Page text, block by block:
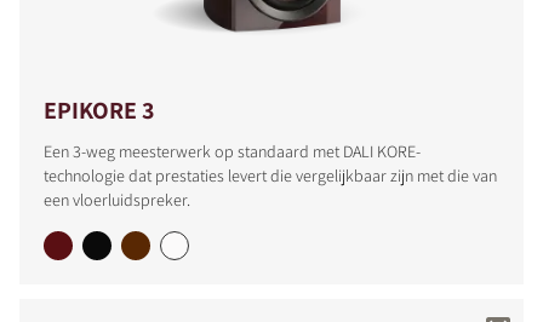
EPIKORE 3
Een 3-weg meesterwerk op standaard met DALI KORE-
technologie dat prestaties levert die vergelijkbaar zijn met die van
een vloerluidspreker.